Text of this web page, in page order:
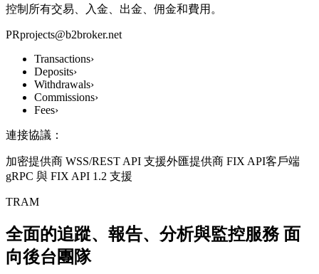
控制所有交易、入金、出金、佣金和費用。
PRprojects@b2broker.net
Transactions›
Deposits›
Withdrawals›
Commissions›
Fees›
連接協議：
加密提供商 WSS/REST API 支援外匯提供商 FIX API客戶端
gRPC 與 FIX API 1.2 支援
TRAM
全面的追蹤、報告、分析與監控服務 面
向後台團隊